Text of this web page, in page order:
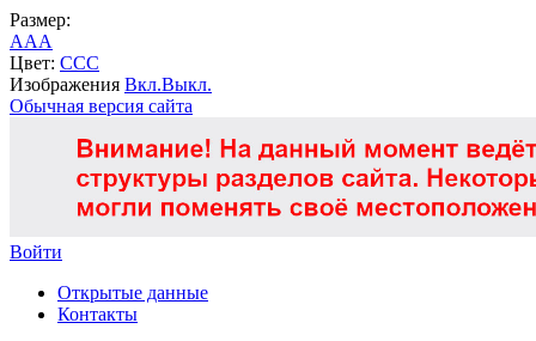
Размер:
AAA
Цвет: CCC
Изображения Вкл.Выкл.
Обычная версия сайта
Войти
Открытые данные
Контакты